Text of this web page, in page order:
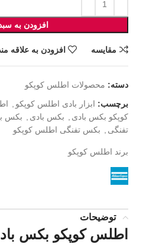
افزودن به
مقايسه افزودن به علاقه
دسته: محصولات اطلس کوپکو
برچسب: ابزار بادی اطلس کوپکو
کوپکو بکس بادی
بکس بادی بکس
تفنگی
بکس تفنگی اطلس کوپکو
برند اطلس کوپکو
توضیحات
اطلس کوپکو بکس